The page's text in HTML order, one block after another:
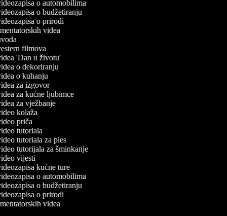
o automobilima
o budžetiranju
o prirodi
videa
filmova
'Dan u životu'
o dekoriranju
o kuhanju
za izgovor
za kućne ljubimce
za vježbanje
kolaža
priča
tutoriala
tutoriala za ples
tutorijala za šminkanje
vijesti
kućne ture
o automobilima
o budžetiranju
o prirodi
videa